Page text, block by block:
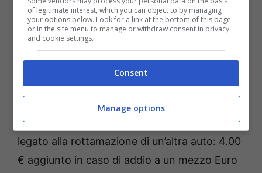
Mercedes, grandi novità legate agli incentivi (fuoristrada.it –
A questo sconto va aggiungo quello ulteriore
legato alla rottamazione di un’altra auto: 4.00
€ aggiunto in caso di addio a un mezzo Euro
of legitimate interest, which you can object to by managing
your options below. Look for a link at the bottom of this page
or in the site menu to manage or withdraw consent in privacy
and cookie settings.
Consent
Manage options